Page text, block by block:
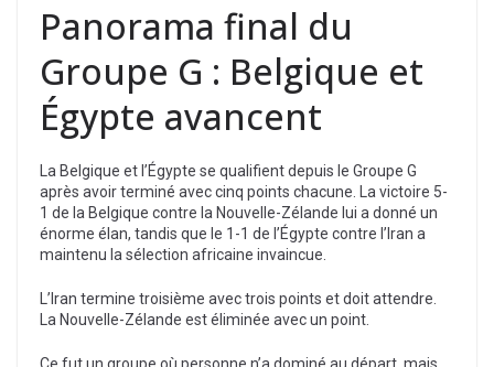
Panorama final du
Groupe G : Belgique et
Égypte avancent
La Belgique et l’Égypte se qualifient depuis le Groupe G
après avoir terminé avec cinq points chacune. La victoire 5-
1 de la Belgique contre la Nouvelle-Zélande lui a donné un
énorme élan, tandis que le 1-1 de l’Égypte contre l’Iran a
maintenu la sélection africaine invaincue.
L’Iran termine troisième avec trois points et doit attendre.
La Nouvelle-Zélande est éliminée avec un point.
Ce fut un groupe où personne n’a dominé au départ, mais